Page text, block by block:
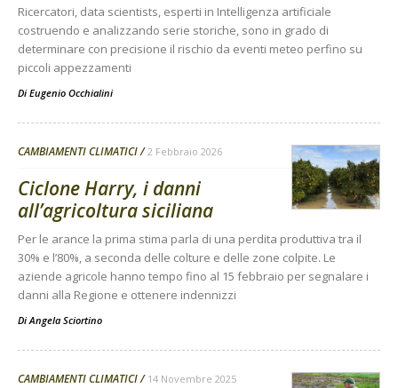
Ricercatori, data scientists, esperti in Intelligenza artificiale
costruendo e analizzando serie storiche, sono in grado di
determinare con precisione il rischio da eventi meteo perfino su
piccoli appezzamenti
Di Eugenio Occhialini
CAMBIAMENTI CLIMATICI 2 Febbraio 2026
Ciclone Harry, i danni
all’agricoltura siciliana
Per le arance la prima stima parla di una perdita produttiva tra il
30% e l’80%, a seconda delle colture e delle zone colpite. Le
aziende agricole hanno tempo fino al 15 febbraio per segnalare i
danni alla Regione e ottenere indennizzi
DiAngela Sciortino
CAMBIAMENTI CLIMATICI 14 Novembre 2025